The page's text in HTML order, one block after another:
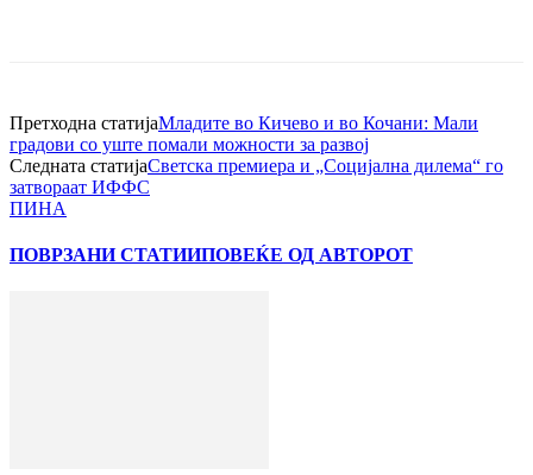
Претходна статијаМладите во Кичево и во Кочани: Мали
градови со уште помали можности за развој
Следната статијаСветска премиера и „Социјална дилема“ го
затвораат ИФФС
ПИНА
ПОВРЗАНИ СТАТИИПОВЕЌЕ ОД АВТОРОТ